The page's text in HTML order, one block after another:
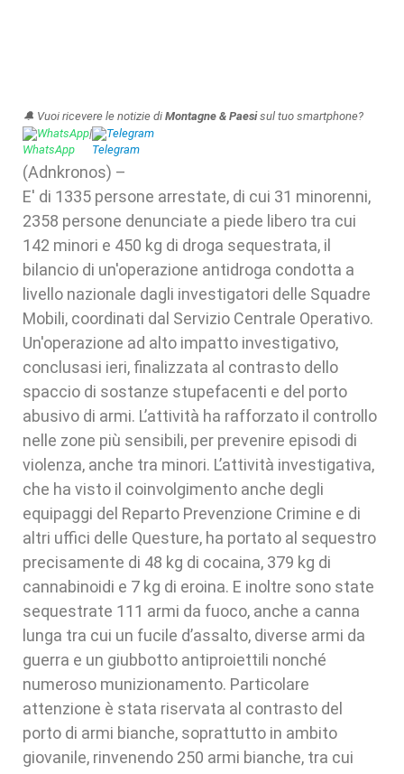
🔔 Vuoi ricevere le notizie di Montagne & Paesisul tuo smartphone?
WhatsApp| Telegram
(Adnkronos) –
E' di 1335 persone arrestate, di cui 31 minorenni,
2358 persone denunciate a piede libero tra cui
142 minori e 450 kg di droga sequestrata, il
bilancio di un'operazione antidroga condotta a
livello nazionale dagli investigatori delle Squadre
Mobili, coordinati dal Servizio Centrale Operativo.
Un'operazione ad alto impatto investigativo,
conclusasi ieri, finalizzata al contrasto dello
spaccio di sostanze stupefacenti e del porto
abusivo di armi. L’attività ha rafforzato il controllo
nelle zone più sensibili, per prevenire episodi di
violenza, anche tra minori. L’attività investigativa,
che ha visto il coinvolgimento anche degli
equipaggi del Reparto Prevenzione Crimine e di
altri uffici delle Questure, ha portato al sequestro
precisamente di 48 kg di cocaina, 379 kg di
cannabinoidi e 7 kg di eroina. E inoltre sono state
sequestrate 111 armi da fuoco, anche a canna
lunga tra cui un fucile d’assalto, diverse armi da
guerra e un giubbotto antiproiettili nonché
numeroso munizionamento. Particolare
attenzione è stata riservata al contrasto del
porto di armi bianche, soprattutto in ambito
giovanile, rinvenendo 250 armi bianche, tra cui